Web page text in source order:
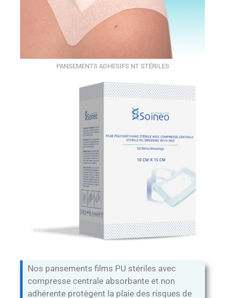
PANSEMENTS ADHESIFS NT STÉRILES
Nos pansements films PU stériles avec
compresse centrale absorbante et non
adhérente protègent la plaie des risques de